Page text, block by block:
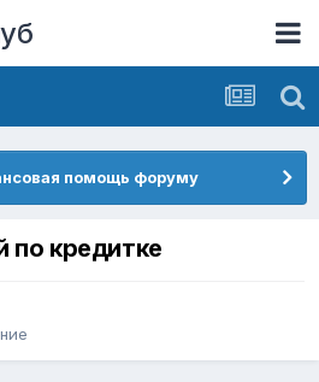
помощь форуму
по кредитке